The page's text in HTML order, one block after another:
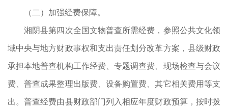
（二）加强经费保障。
湘阴县第四次全国文物普查所需经费，参照公共文化领
域中央与地方财政事权和支出责任划分改革方案，县级财政
承担本地普查机构工作经费、专题调查费、现场检查与会议
费、普查成果整理出版费、设备购置费、其它相关费用等支
出。普查经费由县财政部门列入相应年度财政预算，按时拨